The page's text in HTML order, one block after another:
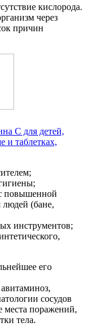
кислорода.
через
причин
С для детей,
и таблетках,
повышенной
(бане,
инструментов;
его
сосудов
места поражений,
тела.